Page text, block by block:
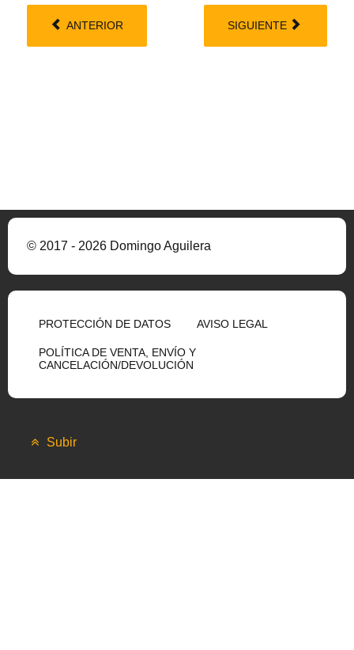
ANTERIOR SIGUIENTE
© 2017 - 2026 Domingo Aguilera
PROTECCIÓN DE DATOS AVISO LEGAL
POLÍTICA DE VENTA, ENVÍO Y
CANCELACIÓN/DEVOLUCIÓN
Subir